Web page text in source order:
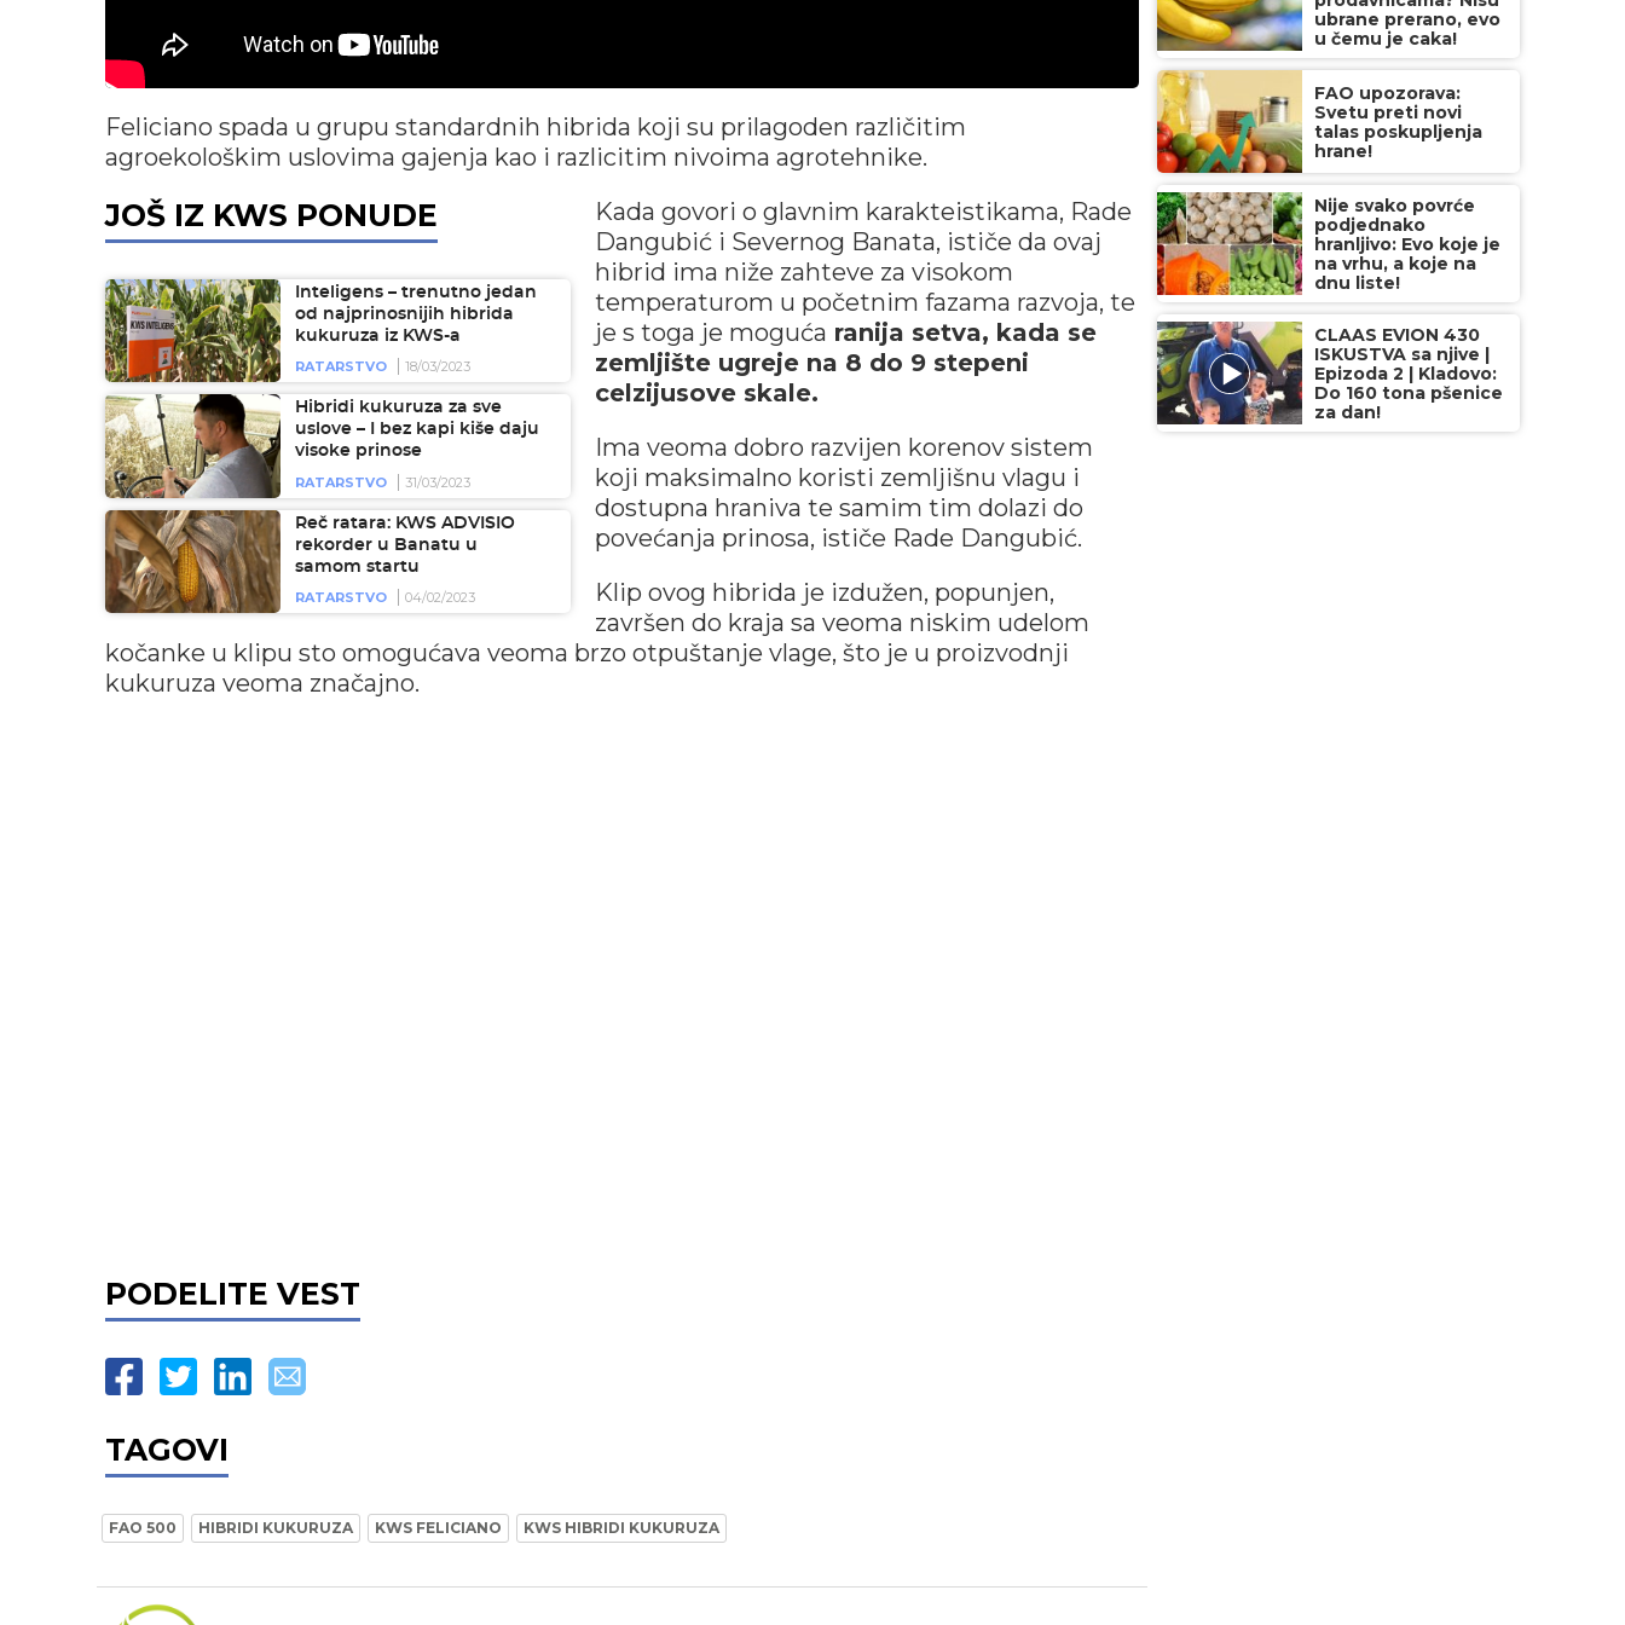
Feliciano spada u grupu standardnih hibrida koji su prilagoden različitim
agroekološkim uslovima gajenja kao i razlicitim nivoima agrotehnike.
JOŠ IZ KWS PONUDE
Inteligens – trenutno jedan
od najprinosnijih hibrida
kukuruza iz KWS-a
RATARSTVO
18/03/2023
Hibridi kukuruza za sve
uslove – I bez kapi kiše daju
visoke prinose
RATARSTVO
31/03/2023
Reč ratara: KWS ADVISIO
rekorder u Banatu u
samom startu
RATARSTVO
04/02/2023
Kada govori o glavnim karakteistikama, Rade
Dangubić i Severnog Banata, ističe da ovaj
hibrid ima niže zahteve za visokom
temperaturom u početnim fazama razvoja, te
je s toga je moguća ranija setva, kada se
zemljište ugreje na 8 do 9 stepeni
celzijusove skale.
Ima veoma dobro razvijen korenov sistem
koji maksimalno koristi zemljišnu vlagu i
dostupna hraniva te samim tim dolazi do
povećanja prinosa, ističe Rade Dangubić.
Klip ovog hibrida je izdužen, popunjen,
završen do kraja sa veoma niskim udelom
kočanke u klipu sto omogućava veoma brzo otpuštanje vlage, što je u proizvodnji
kukuruza veoma značajno.
PODELITE VEST
TAGOVI
FAO 500 HIBRIDI KUKURUZA KWS FELICIANO KWS HIBRIDI KUKURUZA
ubrane prerano, evo
u čemu je caka!
FAO upozorava:
Svetu preti novi
talas poskupljenja
hrane!
Nije svako povrće
podjednako
hranljivo: Evo koje je
na vrhu, a koje na
dnu liste!
CLAAS EVION 430
ISKUSTVA sa njive |
Epizoda 2 | Kladovo:
Do 160 tona pšenice
za dan!